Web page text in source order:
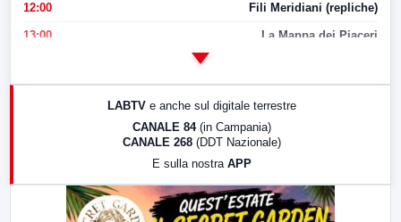
12:00 Fili Meridiani (repliche)
13:00 La Mappa dei Piaceri
LabNews (replica)
LABTV e anche sul digitale terrestre
CANALE 84 (in Campania)
CANALE 268 (DDT Nazionale)
E sulla nostra APP